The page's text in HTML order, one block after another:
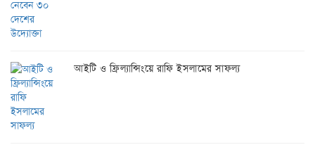
আইটি ও ফ্রিল্যান্সিংয়ে রাফি ইসলামের সাফল্য